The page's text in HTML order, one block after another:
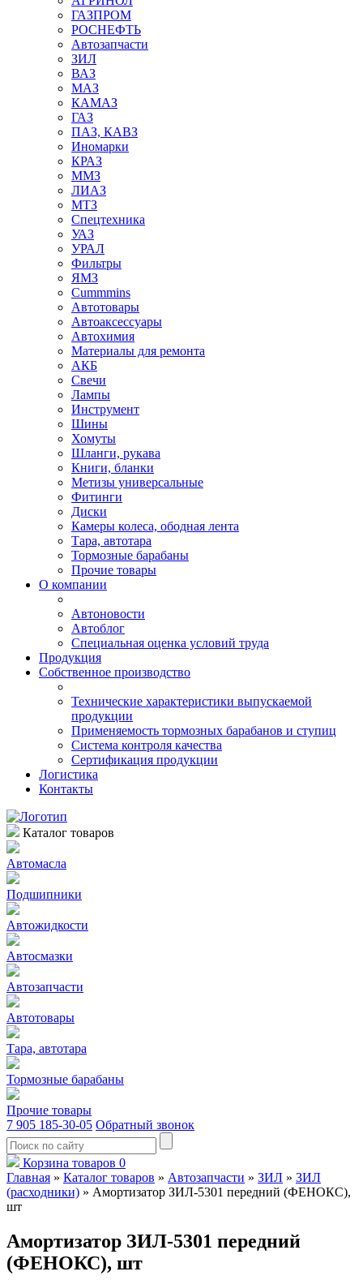
ГАЗПРОМ
РОСНЕФТЬ
Автозапчасти
ЗИЛ
ВАЗ
МАЗ
КАМАЗ
ГАЗ
ПАЗ, КАВЗ
Иномарки
КРАЗ
ММЗ
ЛИАЗ
МТЗ
Спецтехника
УАЗ
УРАЛ
Фильтры
ЯМЗ
Cummmins
Автотовары
Автоаксессуары
Автохимия
Материалы для ремонта
АКБ
Свечи
Лампы
Инструмент
Шины
Хомуты
Шланги, рукава
Книги, бланки
Метизы универсальные
Фитинги
Диски
Камеры колеса, ободная лента
Тара, автотара
Тормозные барабаны
Прочие товары
О компании
Автоновости
Автоблог
Специальная оценка условий труда
Продукция
Собственное производство
Технические характеристики выпускаемой
продукции
Применяемость тормозных барабанов и ступиц
Система контроля качества
Сертификация продукции
Логистика
Контакты
Каталог товаров
Автомасла
Подшипники
Автожидкости
Автосмазки
Автозапчасти
Автотовары
Тара, автотара
Тормозные барабаны
Прочие товары
7 905 185-30-05 Обратный звонок
Корзина товаров 0
Главная » Каталог товаров » Автозапчасти » ЗИЛ » ЗИЛ
(расходники) » Амортизатор ЗИЛ-5301 передний (ФЕНОКС),
шт
Амортизатор ЗИЛ-5301 передний
(ФЕНОКС), шт